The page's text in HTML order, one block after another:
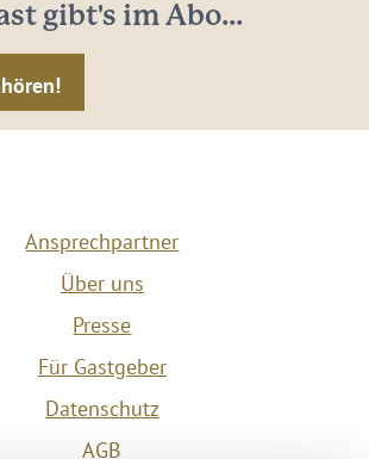
gibt's im Abo...
Ansprechpartner
Über uns
Presse
Für Gastgeber
Datenschutz
AGB